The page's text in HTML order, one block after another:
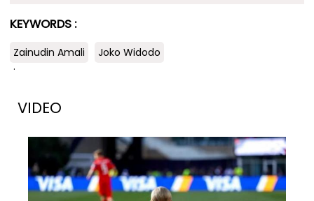
KEYWORDS :
Zainudin Amali
Joko Widodo
.
VIDEO